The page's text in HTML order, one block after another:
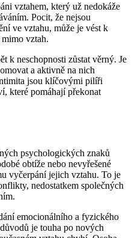
vztahem, který už nedokáže
Pocit, že nejsou
ve vztahu, může je vést k
vztah.
k neschopnosti zůstat věrný. Je
a aktivně na nich
jsou klíčovými pilíři
které pomáhají překonat
psychologických znaků
obtíže nebo nevyřešené
vyčerpání jejich vztahu. To je
nedostatkem společných
emocionálního a fyzického
je touha po nových